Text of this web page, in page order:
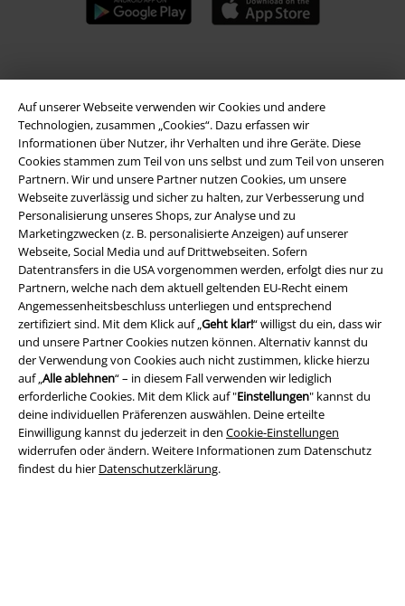
Auf unserer Webseite verwenden wir Cookies und andere
Technologien, zusammen „Cookies“. Dazu erfassen wir
Informationen über Nutzer, ihr Verhalten und ihre Geräte. Diese
Cookies stammen zum Teil von uns selbst und zum Teil von unseren
Partnern. Wir und unsere Partner nutzen Cookies, um unsere
Webseite zuverlässig und sicher zu halten, zur Verbesserung und
Personalisierung unseres Shops, zur Analyse und zu
Marketingzwecken (z. B. personalisierte Anzeigen) auf unserer
Webseite, Social Media und auf Drittwebseiten. Sofern
Datentransfers in die USA vorgenommen werden, erfolgt dies nur zu
Partnern, welche nach dem aktuell geltenden EU-Recht einem
Angemessenheitsbeschluss unterliegen und entsprechend
zertifiziert sind. Mit dem Klick auf „Geht klar!“ willigst du ein, dass wir
und unsere Partner Cookies nutzen können. Alternativ kannst du
der Verwendung von Cookies auch nicht zustimmen, klicke hierzu
auf „Alle ablehnen“ – in diesem Fall verwenden wir lediglich
erforderliche Cookies. Mit dem Klick auf "Einstellungen" kannst du
deine individuellen Präferenzen auswählen. Deine erteilte
Einwilligung kannst du jederzeit in den Cookie-Einstellungen
widerrufen oder ändern. Weitere Informationen zum Datenschutz
findest du hier Datenschutzerklärung.
Rechtliches
AGB
Impressum
Datenschutz